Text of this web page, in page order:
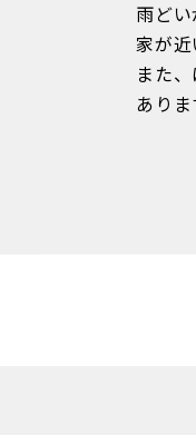
雨ど
家が
また
ありま